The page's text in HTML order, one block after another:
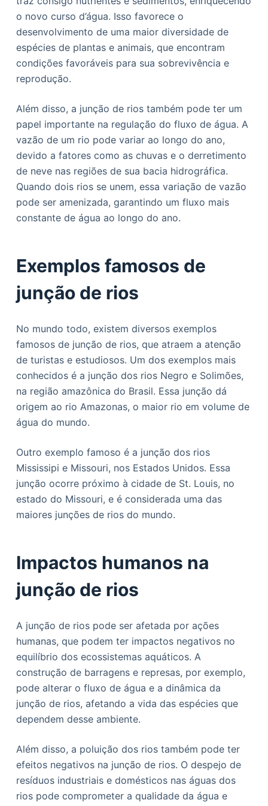
o novo curso d’água. Isso favorece o
desenvolvimento de uma maior diversidade de
espécies de plantas e animais, que encontram
condições favoráveis para sua sobrevivência e
reprodução.
Além disso, a junção de rios também pode ter um
papel importante na regulação do fluxo de água. A
vazão de um rio pode variar ao longo do ano,
devido a fatores como as chuvas e o derretimento
de neve nas regiões de sua bacia hidrográfica.
Quando dois rios se unem, essa variação de vazão
pode ser amenizada, garantindo um fluxo mais
constante de água ao longo do ano.
Exemplos famosos de
junção de rios
No mundo todo, existem diversos exemplos
famosos de junção de rios, que atraem a atenção
de turistas e estudiosos. Um dos exemplos mais
conhecidos é a junção dos rios Negro e Solimões,
na região amazônica do Brasil. Essa junção dá
origem ao rio Amazonas, o maior rio em volume de
água do mundo.
Outro exemplo famoso é a junção dos rios
Mississipi e Missouri, nos Estados Unidos. Essa
junção ocorre próximo à cidade de St. Louis, no
estado do Missouri, e é considerada uma das
maiores junções de rios do mundo.
Impactos humanos na
junção de rios
A junção de rios pode ser afetada por ações
humanas, que podem ter impactos negativos no
equilíbrio dos ecossistemas aquáticos. A
construção de barragens e represas, por exemplo,
pode alterar o fluxo de água e a dinâmica da
junção de rios, afetando a vida das espécies que
dependem desse ambiente.
Além disso, a poluição dos rios também pode ter
efeitos negativos na junção de rios. O despejo de
resíduos industriais e domésticos nas águas dos
rios pode comprometer a qualidade da água e